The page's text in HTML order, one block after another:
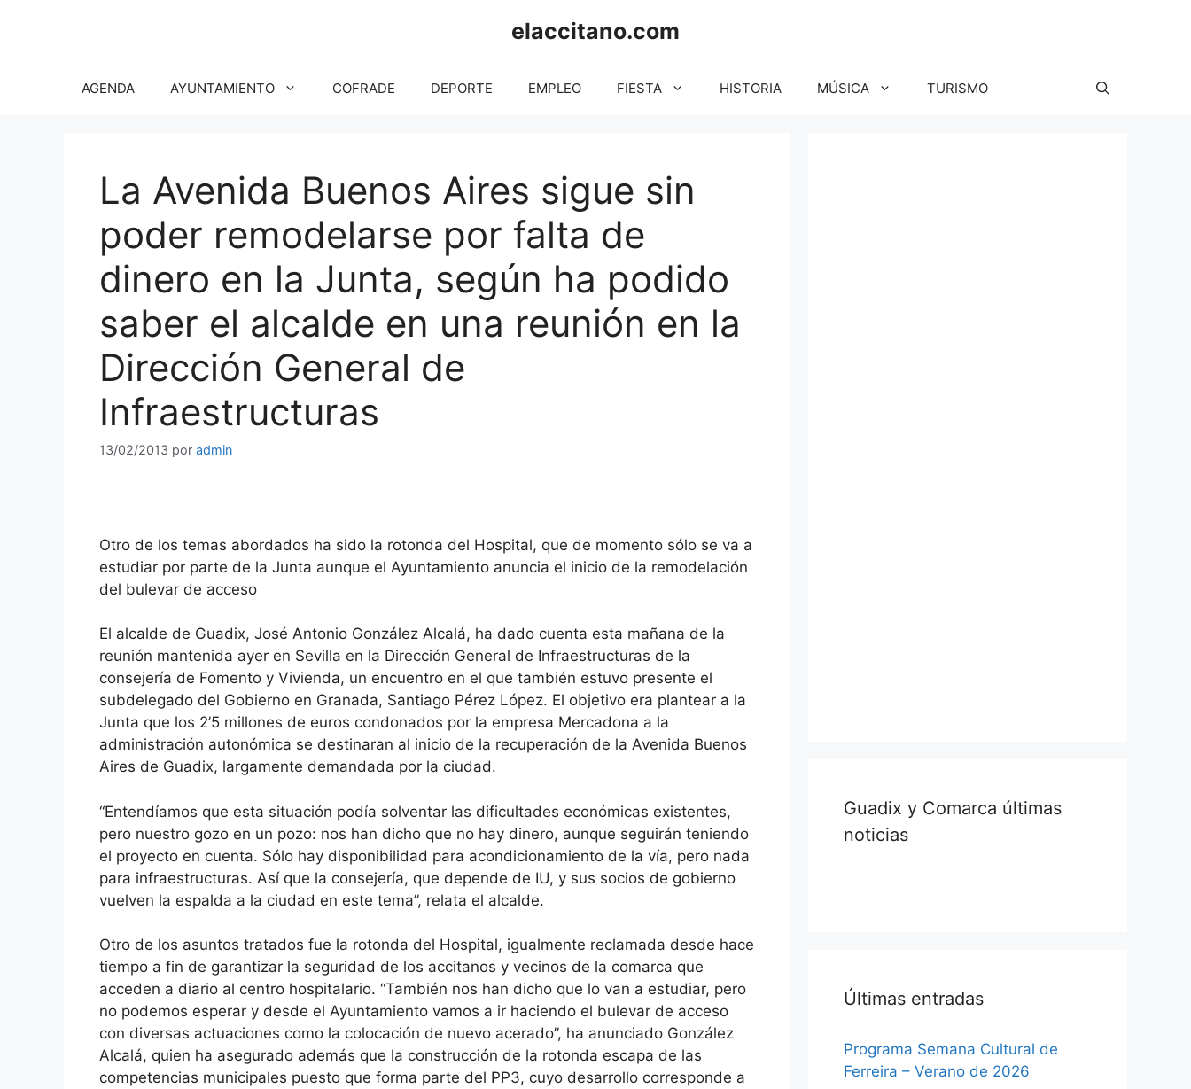
elaccitano.com
AGENDA AYUNTAMIENTO COFRADE DEPORTE EMPLEO FIESTA HISTORIA MÚSICA TURISMO
La Avenida Buenos Aires sigue sin
poder remodelarse por falta de
dinero en la Junta, según ha podido
saber el alcalde en una reunión en la
Dirección General de
Infraestructuras
13/02/2013 por admin
Otro de los temas abordados ha sido la rotonda del Hospital, que de momento sólo se va a
estudiar por parte de la Junta aunque el Ayuntamiento anuncia el inicio de la remodelación
del bulevar de acceso
El alcalde de Guadix, José Antonio González Alcalá, ha dado cuenta esta mañana de la
reunión mantenida ayer en Sevilla en la Dirección General de Infraestructuras de la
consejería de Fomento y Vivienda, un encuentro en el que también estuvo presente el
subdelegado del Gobierno en Granada, Santiago Pérez López. El objetivo era plantear a la
Junta que los 2’5 millones de euros condonados por la empresa Mercadona a la
administración autonómica se destinaran al inicio de la recuperación de la Avenida Buenos
Aires de Guadix, largamente demandada por la ciudad.
“Entendíamos que esta situación podía solventar las dificultades económicas existentes,
pero nuestro gozo en un pozo: nos han dicho que no hay dinero, aunque seguirán teniendo
el proyecto en cuenta. Sólo hay disponibilidad para acondicionamiento de la vía, pero nada
para infraestructuras. Así que la consejería, que depende de IU, y sus socios de gobierno
vuelven la espalda a la ciudad en este tema”, relata el alcalde.
Otro de los asuntos tratados fue la rotonda del Hospital, igualmente reclamada desde hace
tiempo a fin de garantizar la seguridad de los accitanos y vecinos de la comarca que
acceden a diario al centro hospitalario. “También nos han dicho que lo van a estudiar, pero
no podemos esperar y desde el Ayuntamiento vamos a ir haciendo el bulevar de acceso
con diversas actuaciones como la colocación de nuevo acerado”, ha anunciado González
Alcalá, quien ha asegurado además que la construcción de la rotonda escapa de las
competencias municipales puesto que forma parte del PP3, cuyo desarrollo corresponde a
Guadix y Comarca últimas
noticias
Últimas entradas
Programa Semana Cultural de
Ferreira – Verano de 2026